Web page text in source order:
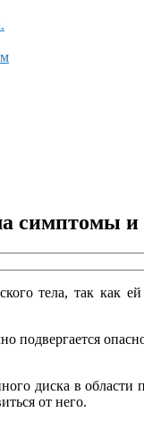
симптомы и
тела, так как
диска в
от него.